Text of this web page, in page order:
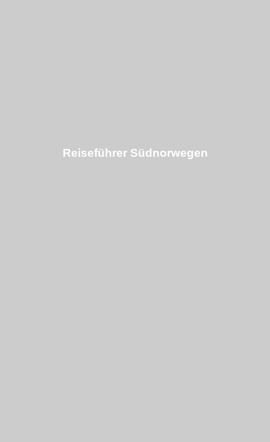
Reiseführer Südnorwegen